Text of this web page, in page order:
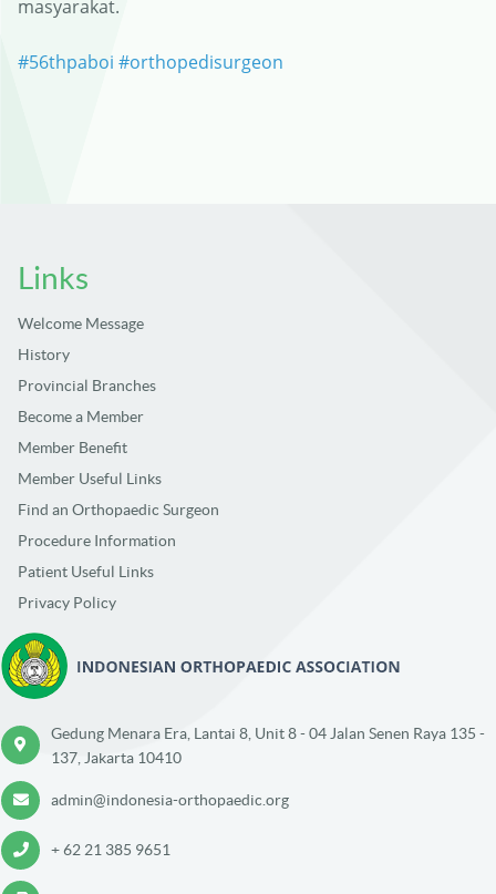
masyarakat.
#56thpaboi #orthopedisurgeon
Links
Welcome Message
History
Provincial Branches
Become a Member
Member Benefit
Member Useful Links
Find an Orthopaedic Surgeon
Procedure Information
Patient Useful Links
Privacy Policy
Gedung Menara Era, Lantai 8, Unit 8 - 04 Jalan Senen Raya 135 -
137, Jakarta 10410
admin@indonesia-orthopaedic.org
+ 62 21 385 9651